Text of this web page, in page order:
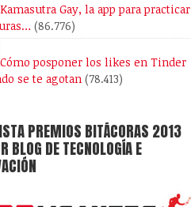
Kamasutra Gay, la app para practicar
(86.776)
Cómo posponer los likes en Tinder
se te agotan (78.413)
PREMIOS BITÁCORAS 2013
BLOG DE TECNOLOGÍA E